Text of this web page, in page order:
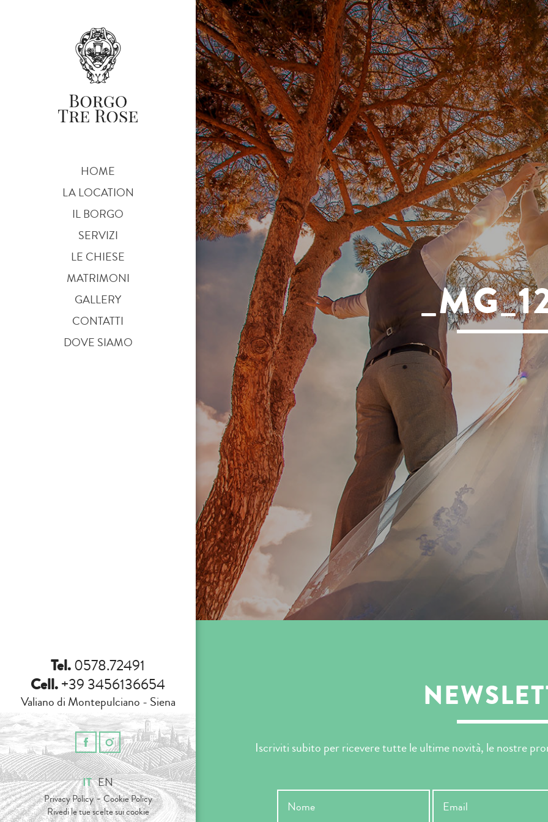
HOME
LA LOCATION
IL BORGO
SERVIZI
LE CHIESE
MATRIMONI
GALLERY
CONTATTI
DOVE SIAMO
Tel.0578.72491
Cell.+39 3456136654
Valiano di Montepulciano - Siena
IT EN
Privacy Policy-Cookie Policy
Rivedi le tue scelte sui cookie
Iscriviti subito per ricevere tutte le ultime novità, le nostre